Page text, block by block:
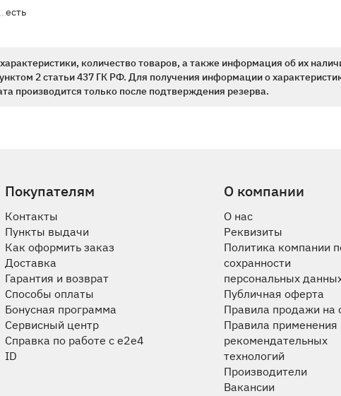
есть
количество товаров, а также информация об их
2 статьи 437 ГК РФ. Для получения информации о
производится только после подтверждения резерва.
Покупателям
Контакты
Пункты выдачи
Как оформить заказ
Доставка
Гарантия и возврат
Способы оплаты
Бонусная программа
Сервисный центр
Справка по работе с e2e4
ID
О компании
О нас
Реквизиты
Политика компании
сохранности
персональных
Публичная оферта
Правила продажи на
Правила применения
рекомендательных
технологий
Производители
Вакансии